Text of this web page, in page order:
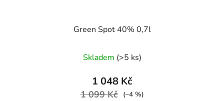
Green Spot 40% 0,7l
Skladem (>5 ks)
1 048 Kč
1 099 Kč (–4 %)